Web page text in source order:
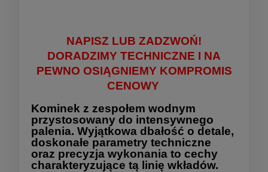
NAPISZ LUB ZADZWOŃ!
DORADZIMY TECHNICZNE I NA
PEWNO OSIĄGNIEMY KOMPROMIS
CENOWY
Kominek z zespołem wodnym
przystosowany do intensywnego
palenia. Wyjątkowa dbałość o detale,
doskonałe parametry techniczne
oraz precyzja wykonania to cechy
charakteryzujące tą linię wkładów.